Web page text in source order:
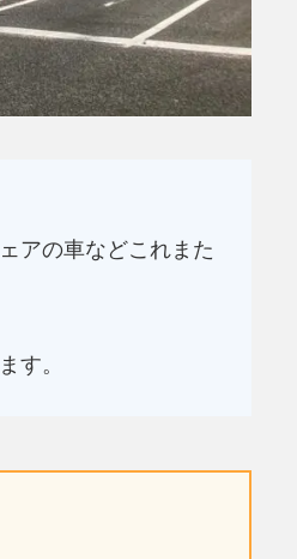
アの車などこれまた
す。